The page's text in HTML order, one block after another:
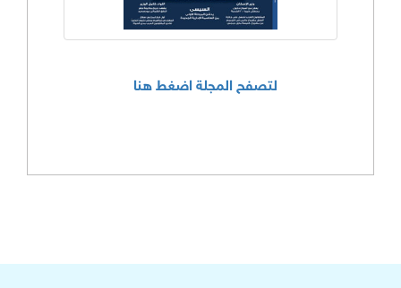
لتصفح المجلة اضغط هنا